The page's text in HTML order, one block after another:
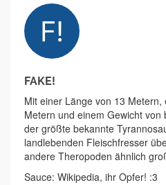
FAKE!
Mit einer Länge von 13
Metern und einem Gewicht
der größte bekannte
landlebenden Fleischfresser
andere Theropoden ähnlich
Sauce: Wikipedia, ihr Opfer! :3